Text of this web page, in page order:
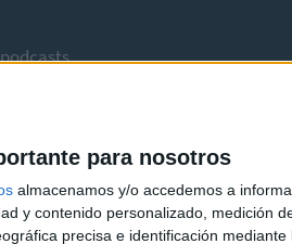
para nosotros
almacenamos y/o accedemos a
y contenido personalizado, medición
precisa e identificación